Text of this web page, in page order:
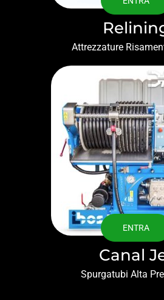
Attrezzature
ENTRA
Canal
Spurgatubi Alta